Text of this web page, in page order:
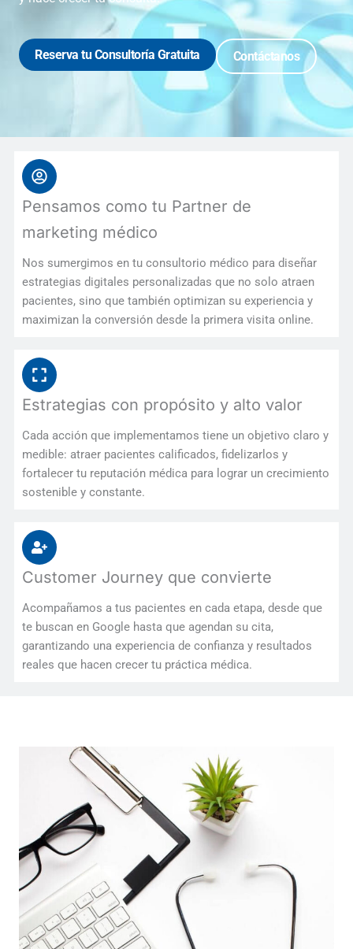
Reserva tu Consultoría Gratuita Contáctanos
Pensamos como tu Partner de
marketing médico
Nos sumergimos en tu consultorio médico para diseñar
estrategias digitales personalizadas que no solo atraen
pacientes, sino que también optimizan su experiencia y
maximizan la conversión desde la primera visita online.
Estrategias con propósito y alto valor
Cada acción que implementamos tiene un objetivo claro y
medible: atraer pacientes calificados, fidelizarlos y
fortalecer tu reputación médica para lograr un crecimiento
sostenible y constante.
Customer Journey que convierte
Acompañamos a tus pacientes en cada etapa, desde que
te buscan en Google hasta que agendan su cita,
garantizando una experiencia de confianza y resultados
reales que hacen crecer tu práctica médica.